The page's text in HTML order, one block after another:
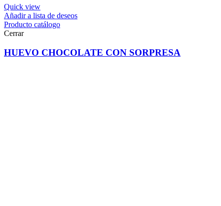
Quick view
Añadir a lista de deseos
Producto catálogo
Cerrar
HUEVO CHOCOLATE CON SORPRESA